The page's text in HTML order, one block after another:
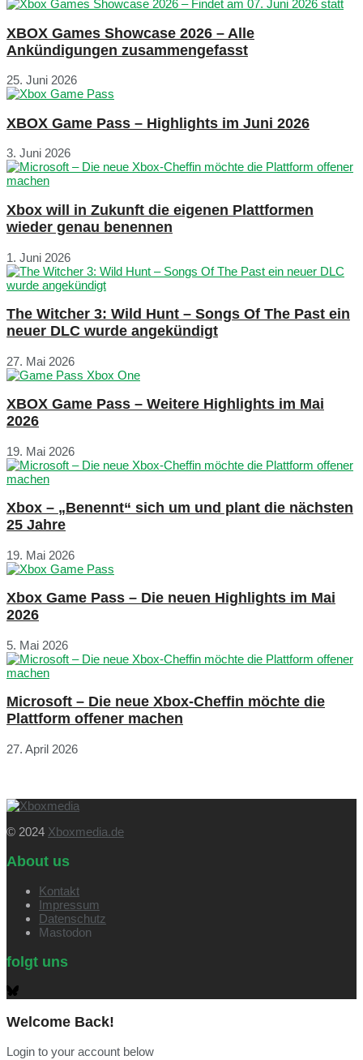
XBOX Games Showcase 2026 – Alle
Ankündigungen zusammengefasst
25. Juni 2026
XBOX Game Pass – Highlights im Juni 2026
3. Juni 2026
Xbox will in Zukunft die eigenen Plattformen
wieder genau benennen
1. Juni 2026
The Witcher 3: Wild Hunt – Songs Of The Past ein
neuer DLC wurde angekündigt
27. Mai 2026
XBOX Game Pass – Weitere Highlights im Mai
2026
19. Mai 2026
Xbox – „Benennt“ sich um und plant die nächsten
25 Jahre
19. Mai 2026
Xbox Game Pass – Die neuen Highlights im Mai
2026
5. Mai 2026
Microsoft – Die neue Xbox-Cheffin möchte die
Plattform offener machen
27. April 2026
© 2024 Xboxmedia.de
About us
Kontakt
Impressum
Datenschutz
Mastodon
folgt uns
Welcome Back!
Login to your account below